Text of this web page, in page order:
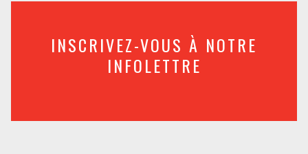
INSCRIVEZ-VOUS À NOTRE
INFOLETTRE